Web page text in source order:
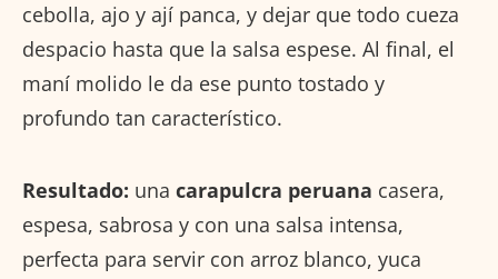
cebolla, ajo y ají panca, y dejar que todo cueza
despacio hasta que la salsa espese. Al final, el
maní molido le da ese punto tostado y
profundo tan característico.
Resultado: una carapulcra peruana casera,
espesa, sabrosa y con una salsa intensa,
perfecta para servir con arroz blanco, yuca